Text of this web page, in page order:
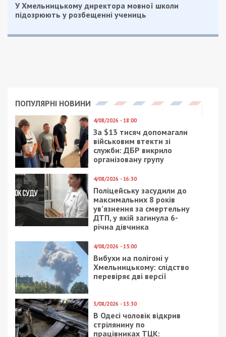
за останніми новинами!
Выплаты и помощь не останавливаются
ни на минуту: как работает социальная
сфера в Днепре
Следующая статья:
Как рассказать детям о войне – психолог
29/01/2026 - 20:17
Краснов заявляв, що
причина агресії росії –
нібито розкол та
“Умышленно не
увидеть”: Зе-команда
в Днепре опозорилась